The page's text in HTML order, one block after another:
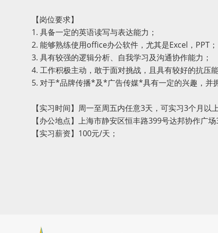
【岗位要求】
1. 具备一定的英语读写与表达能力；
2. 能够熟练使用office办公软件，尤其是Excel，PPT；
3. 具有较强的逻辑分析、自我学习及沟通协作能力；
4. 工作积极主动，敢于面对挑战，且具有较好的抗压
5. 对于*品牌传播*及*广告传媒*具有一定的兴趣，并
【实习时间】周一至周五内任意3天，可实习3个月以
【办公地点】上海市静安区恒丰路399号达邦协作广
【实习薪资】100元/天；